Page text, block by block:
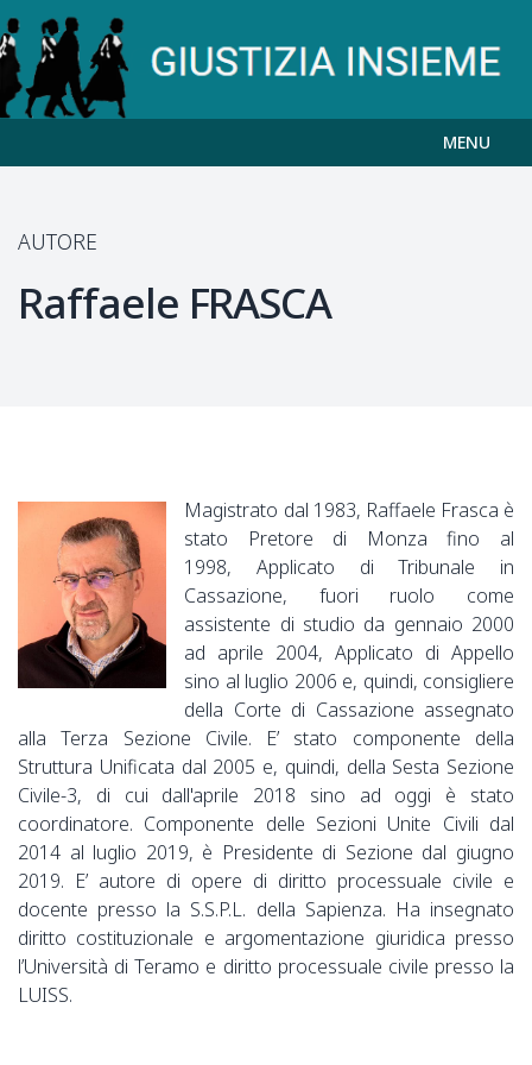
MENU
AUTORE
Raffaele FRASCA
Magistrato dal 1983, Raffaele Frasca è
stato Pretore di Monza fino al
1998, Applicato di Tribunale in
Cassazione, fuori ruolo come
assistente di studio da gennaio 2000
ad aprile 2004, Applicato di Appello
sino al luglio 2006 e, quindi, consigliere
della Corte di Cassazione assegnato
alla Terza Sezione Civile. E’ stato componente della
Struttura Unificata dal 2005 e, quindi, della Sesta Sezione
Civile-3, di cui dall'aprile 2018 sino ad oggi è stato
coordinatore. Componente delle Sezioni Unite Civili dal
2014 al luglio 2019, è Presidente di Sezione dal giugno
2019. E’ autore di opere di diritto processuale civile e
docente presso la S.S.P.L. della Sapienza. Ha insegnato
diritto costituzionale e argomentazione giuridica presso
l’Università di Teramo e diritto processuale civile presso la
LUISS.